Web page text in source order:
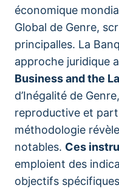
économique
Global de Genre,
principalles. La
approche juridique
Business and the
d’Inégalité de
reproductive et
méthodologie
notables. Ces
emploient des
objectifs